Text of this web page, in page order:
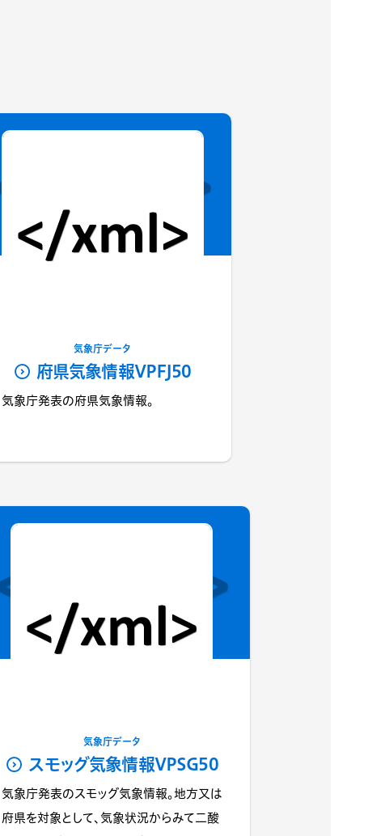
気象庁データ
府県気象情報VPFJ50
気象庁発表の府県気象情報。
気象庁データ
スモッグ気象情報VPSG50
気象庁発表のスモッグ気象情報。地方又は
府県を対象として、気象状況からみて二酸